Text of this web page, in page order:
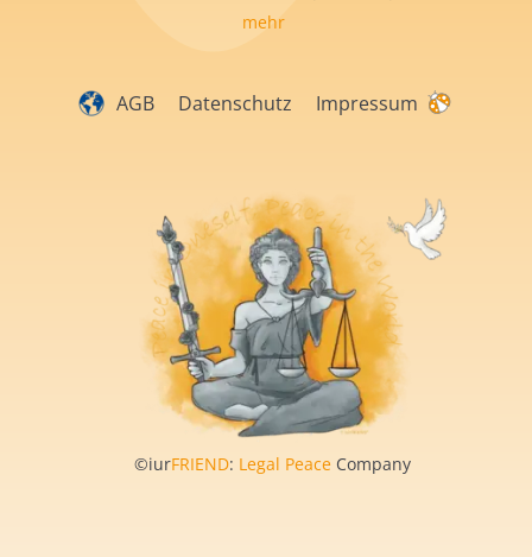
mehr
AGB Datenschutz Impressum
©iurFRIEND: Legal PeaceCompany